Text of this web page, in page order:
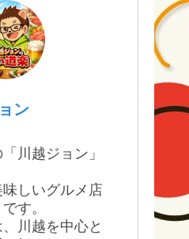
ン
川越ジョン」
しいグルメ店
す。
川越を中心と